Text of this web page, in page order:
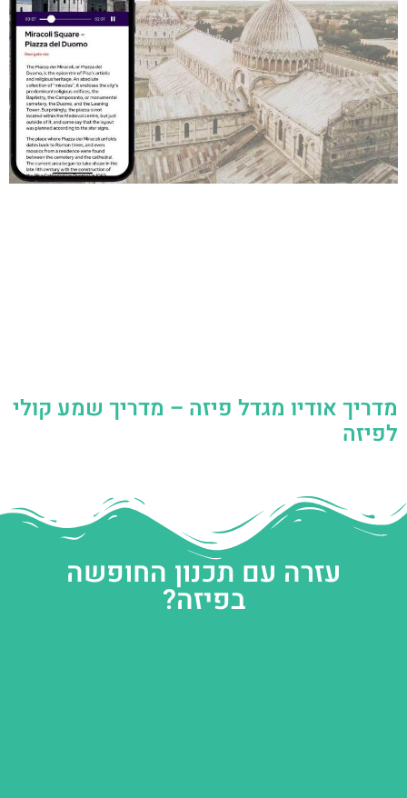
מדריך אודיו מגדל פיזה – מדריך שמע קולי
לפיזה
עזרה עם תכנון החופשה
בפיזה?